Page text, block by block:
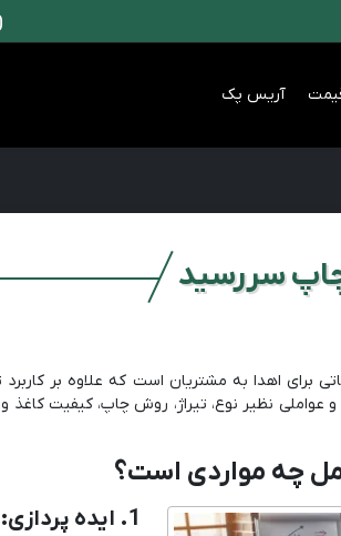
آریس پک
سررسید
برای اهدا به مشتریان است که علاوه بر
نظیر نوع، تیراژ، روش چاپ، کیفیت کاغذ و
چه مواردی است؟
1. ایده پردازی: